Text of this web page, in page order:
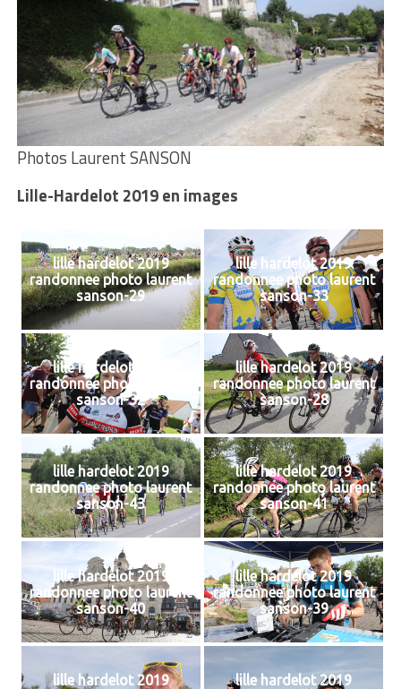
Photos Laurent SANSON
Lille-Hardelot 2019 en images
lille hardelot 2019
randonnee photo laurent
sanson-29
lille hardelot 2019
randonnee photo laurent
sanson-33
lille hardelot 2019
randonnee photo laurent
sanson-32
lille hardelot 2019
randonnee photo laurent
sanson-28
lille hardelot 2019
randonnee photo laurent
sanson-43
lille hardelot 2019
randonnee photo laurent
sanson-41
lille hardelot 2019
randonnee photo laurent
sanson-40
lille hardelot 2019
randonnee photo laurent
sanson-39
lille hardelot 2019
lille hardelot 2019